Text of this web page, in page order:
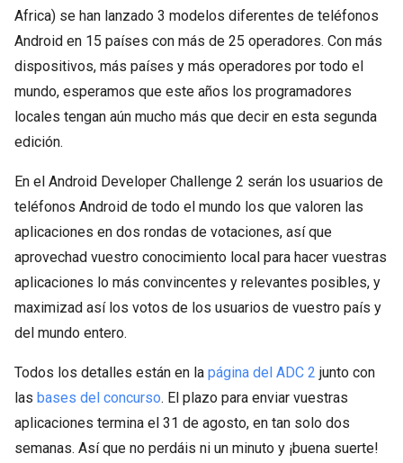
Africa) se han lanzado 3 modelos diferentes de teléfonos
Android en 15 países con más de 25 operadores. Con más
dispositivos, más países y más operadores por todo el
mundo, esperamos que este años los programadores
locales tengan aún mucho más que decir en esta segunda
edición.
En el Android Developer Challenge 2 serán los usuarios de
teléfonos Android de todo el mundo los que valoren las
aplicaciones en dos rondas de votaciones, así que
aprovechad vuestro conocimiento local para hacer vuestras
aplicaciones lo más convincentes y relevantes posibles, y
maximizad así los votos de los usuarios de vuestro país y
del mundo entero.
Todos los detalles están en la página del ADC 2 junto con
las bases del concurso. El plazo para enviar vuestras
aplicaciones termina el 31 de agosto, en tan solo dos
semanas. Así que no perdáis ni un minuto y ¡buena suerte!